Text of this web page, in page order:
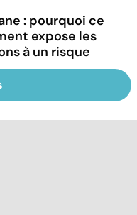
: pourquoi ce
expose les
à un risque